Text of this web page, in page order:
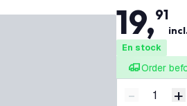
19,91
En stock
Order
Disminuir
- +